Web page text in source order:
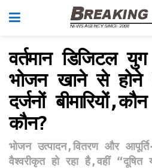
वर्तमान डिजिटल
भोजन खाने से होने
दर्जनों
कौन?
भोजन उत्पादन,वितरण और
वैश्वरीकृत हो रहा है,वहीं